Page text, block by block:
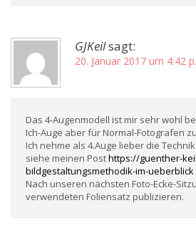
GJKeilsagt:
20. Januar 2017 um 4:42
Das 4-Augenmodell ist mir sehr wohl
Ich-Auge aber für Normal-Fotografen
Ich nehme als 4.Auge lieber die
siehe meinen Posthttps://guenther-
bildgestaltungsmethodik-im-ueberblick
Nach unseren nächsten Foto-Ecke-
verwendeten Foliensatz publizieren.